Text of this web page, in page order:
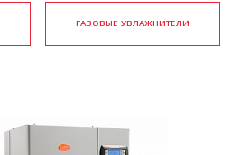
ГАЗОВЫЕ УВЛАЖНИТЕЛИ